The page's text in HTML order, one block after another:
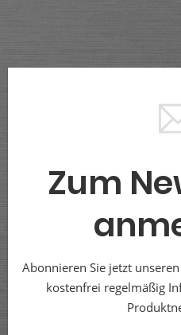
Zum
Abonnieren Sie jetzt
kostenfrei regelmäßig